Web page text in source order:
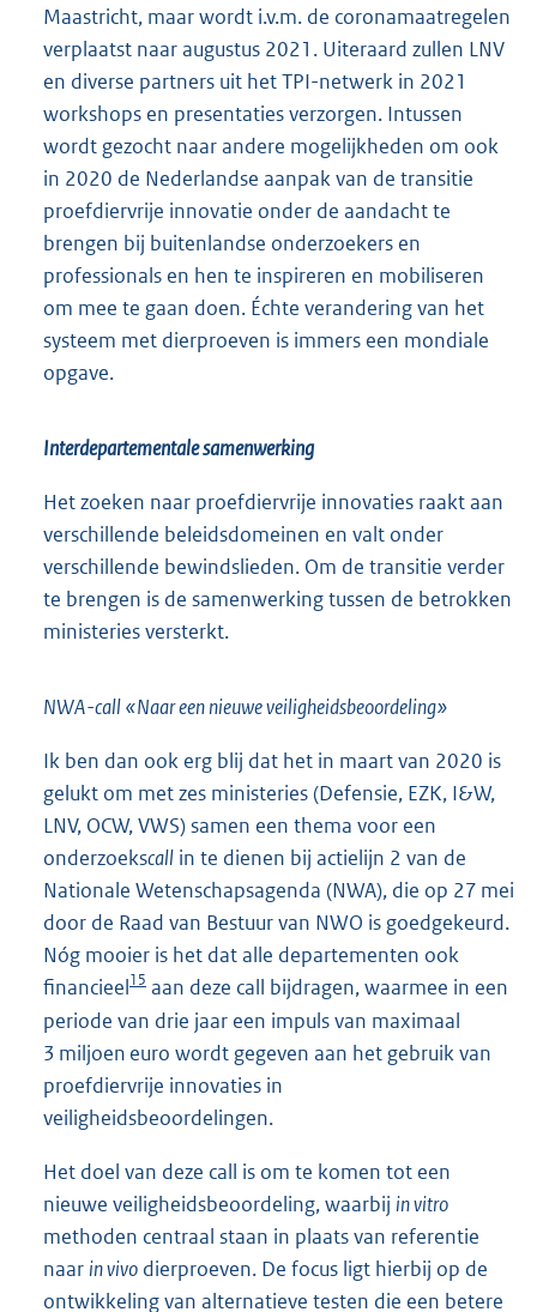
Maastricht, maar wordt i.v.m. de coronamaatregelen
verplaatst naar augustus 2021. Uiteraard zullen LNV
en diverse partners uit het TPI-netwerk in 2021
workshops en presentaties verzorgen. Intussen
wordt gezocht naar andere mogelijkheden om ook
in 2020 de Nederlandse aanpak van de transitie
proefdiervrije innovatie onder de aandacht te
brengen bij buitenlandse onderzoekers en
professionals en hen te inspireren en mobiliseren
om mee te gaan doen. Échte verandering van het
systeem met dierproeven is immers een mondiale
opgave.
Interdepartementale samenwerking
Het zoeken naar proefdiervrije innovaties raakt aan
verschillende beleidsdomeinen en valt onder
verschillende bewindslieden. Om de transitie verder
te brengen is de samenwerking tussen de betrokken
ministeries versterkt.
NWA-call «Naar een nieuwe veiligheidsbeoordeling»
Ik ben dan ook erg blij dat het in maart van 2020 is
gelukt om met zes ministeries (Defensie, EZK, I&W,
LNV, OCW, VWS) samen een thema voor een
onderzoekscall in te dienen bij actielijn 2 van de
Nationale Wetenschapsagenda (NWA), die op 27 mei
door de Raad van Bestuur van NWO is goedgekeurd.
Nóg mooier is het dat alle departementen ook
financieel15 aan deze call bijdragen, waarmee in een
periode van drie jaar een impuls van maximaal
3 miljoen euro wordt gegeven aan het gebruik van
proefdiervrije innovaties in
veiligheidsbeoordelingen.
Het doel van deze call is om te komen tot een
nieuwe veiligheidsbeoordeling, waarbij in vitro
methoden centraal staan in plaats van referentie
naar in vivo dierproeven. De focus ligt hierbij op de
ontwikkeling van alternatieve testen die een betere